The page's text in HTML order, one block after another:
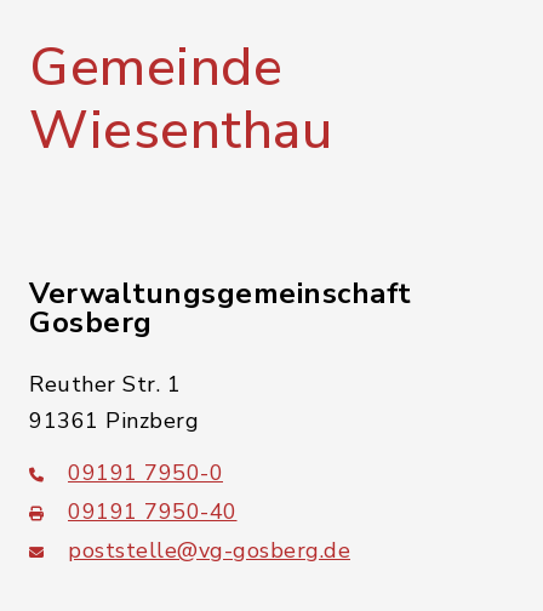
Gemeinde
Wiesenthau
Verwaltungsgemeinschaft
Gosberg
Reuther Str. 1
91361 Pinzberg
09191 7950-0
09191 7950-40
poststelle@vg-gosberg.de